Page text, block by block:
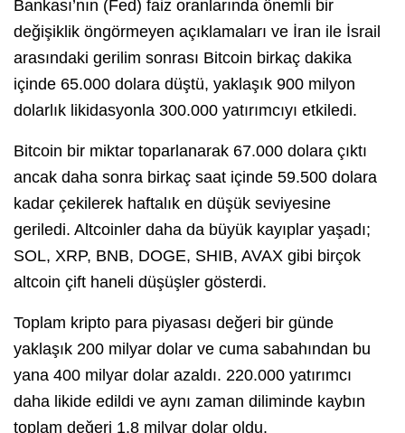
Bankası’nın (Fed) faiz oranlarında önemli bir
değişiklik öngörmeyen açıklamaları ve İran ile İsrail
arasındaki gerilim sonrası Bitcoin birkaç dakika
içinde 65.000 dolara düştü, yaklaşık 900 milyon
dolarlık likidasyonla 300.000 yatırımcıyı etkiledi.
Bitcoin bir miktar toparlanarak 67.000 dolara çıktı
ancak daha sonra birkaç saat içinde 59.500 dolara
kadar çekilerek haftalık en düşük seviyesine
geriledi. Altcoinler daha da büyük kayıplar yaşadı;
SOL, XRP, BNB, DOGE, SHIB, AVAX gibi birçok
altcoin çift haneli düşüşler gösterdi.
Toplam kripto para piyasası değeri bir günde
yaklaşık 200 milyar dolar ve cuma sabahından bu
yana 400 milyar dolar azaldı. 220.000 yatırımcı
daha likide edildi ve aynı zaman diliminde kaybın
toplam değeri 1.8 milyar dolar oldu.